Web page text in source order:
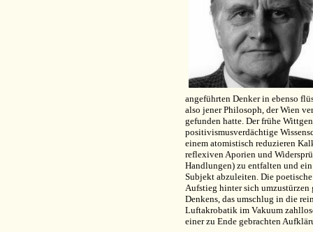
angeführten Denker in ebenso
also jener Philosoph, der Wien
gefunden hatte. Der frühe
positivismusverdächtige
einem atomistisch reduzieren
reflexiven Aporien und
Handlungen) zu entfalten und
Subjekt abzuleiten. Die
Aufstieg hinter sich
Denkens, das umschlug in die
Luftakrobatik im Vakuum
einer zu Ende gebrachten